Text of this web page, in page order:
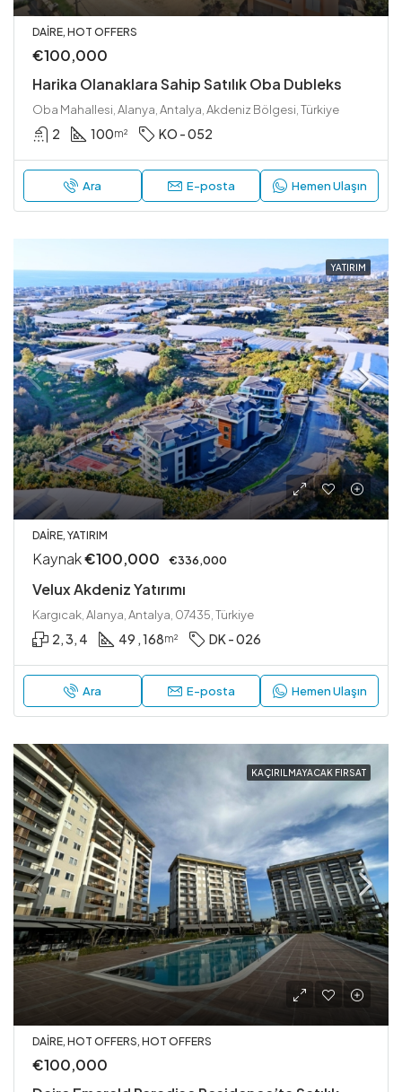
DAIRE, HOT OFFERS
€100,000
Harika Olanaklara Sahip Satılık Oba Dubleks
Oba Mahallesi, Alanya, Antalya, Akdeniz Bölgesi, Türkiye
2 100m² KO - 052
Ara E-posta Hemen Ulaşın
YATIRIM
DAIRE, YATIRIM
Kaynak€100,000 €336,000
Velux Akdeniz Yatırımı
Kargıcak, Alanya, Antalya, 07435, Türkiye
2, 3, 4 49 , 168m² DK - 026
Ara E-posta Hemen Ulaşın
KAÇIRILMAYACAK FIRSAT
DAIRE, HOT OFFERS, HOT OFFERS
€100,000